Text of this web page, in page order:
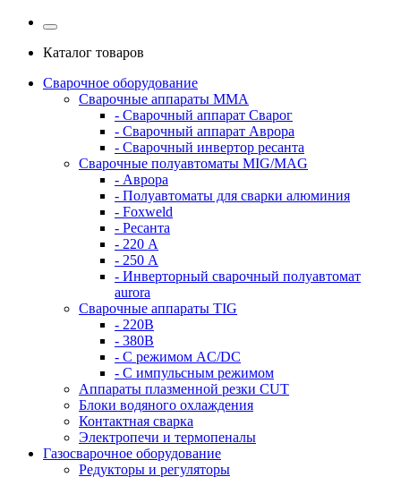
Каталог товаров
Сварочное оборудование
Сварочные аппараты MMA
- Сварочный аппарат Сварог
- Сварочный аппарат Аврора
- Сварочный инвертор ресанта
Сварочные полуавтоматы MIG/MAG
- Аврора
- Полуавтоматы для сварки алюминия
- Foxweld
- Ресанта
- 220 А
- 250 А
- Инверторный сварочный полуавтомат
aurora
Сварочные аппараты TIG
- 220В
- 380В
- С режимом AC/DC
- С импульсным режимом
Аппараты плазменной резки CUT
Блоки водяного охлаждения
Контактная сварка
Электропечи и термопеналы
Газосварочное оборудование
Редукторы и регуляторы